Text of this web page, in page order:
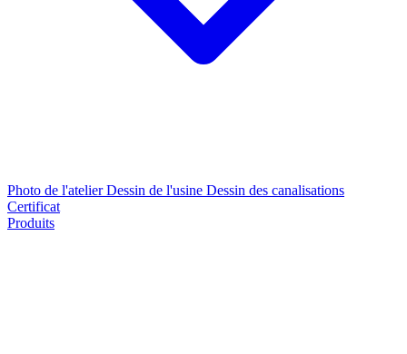
Photo de l'atelierDessin de l'usine Dessin des canalisations
Certificat
Produits